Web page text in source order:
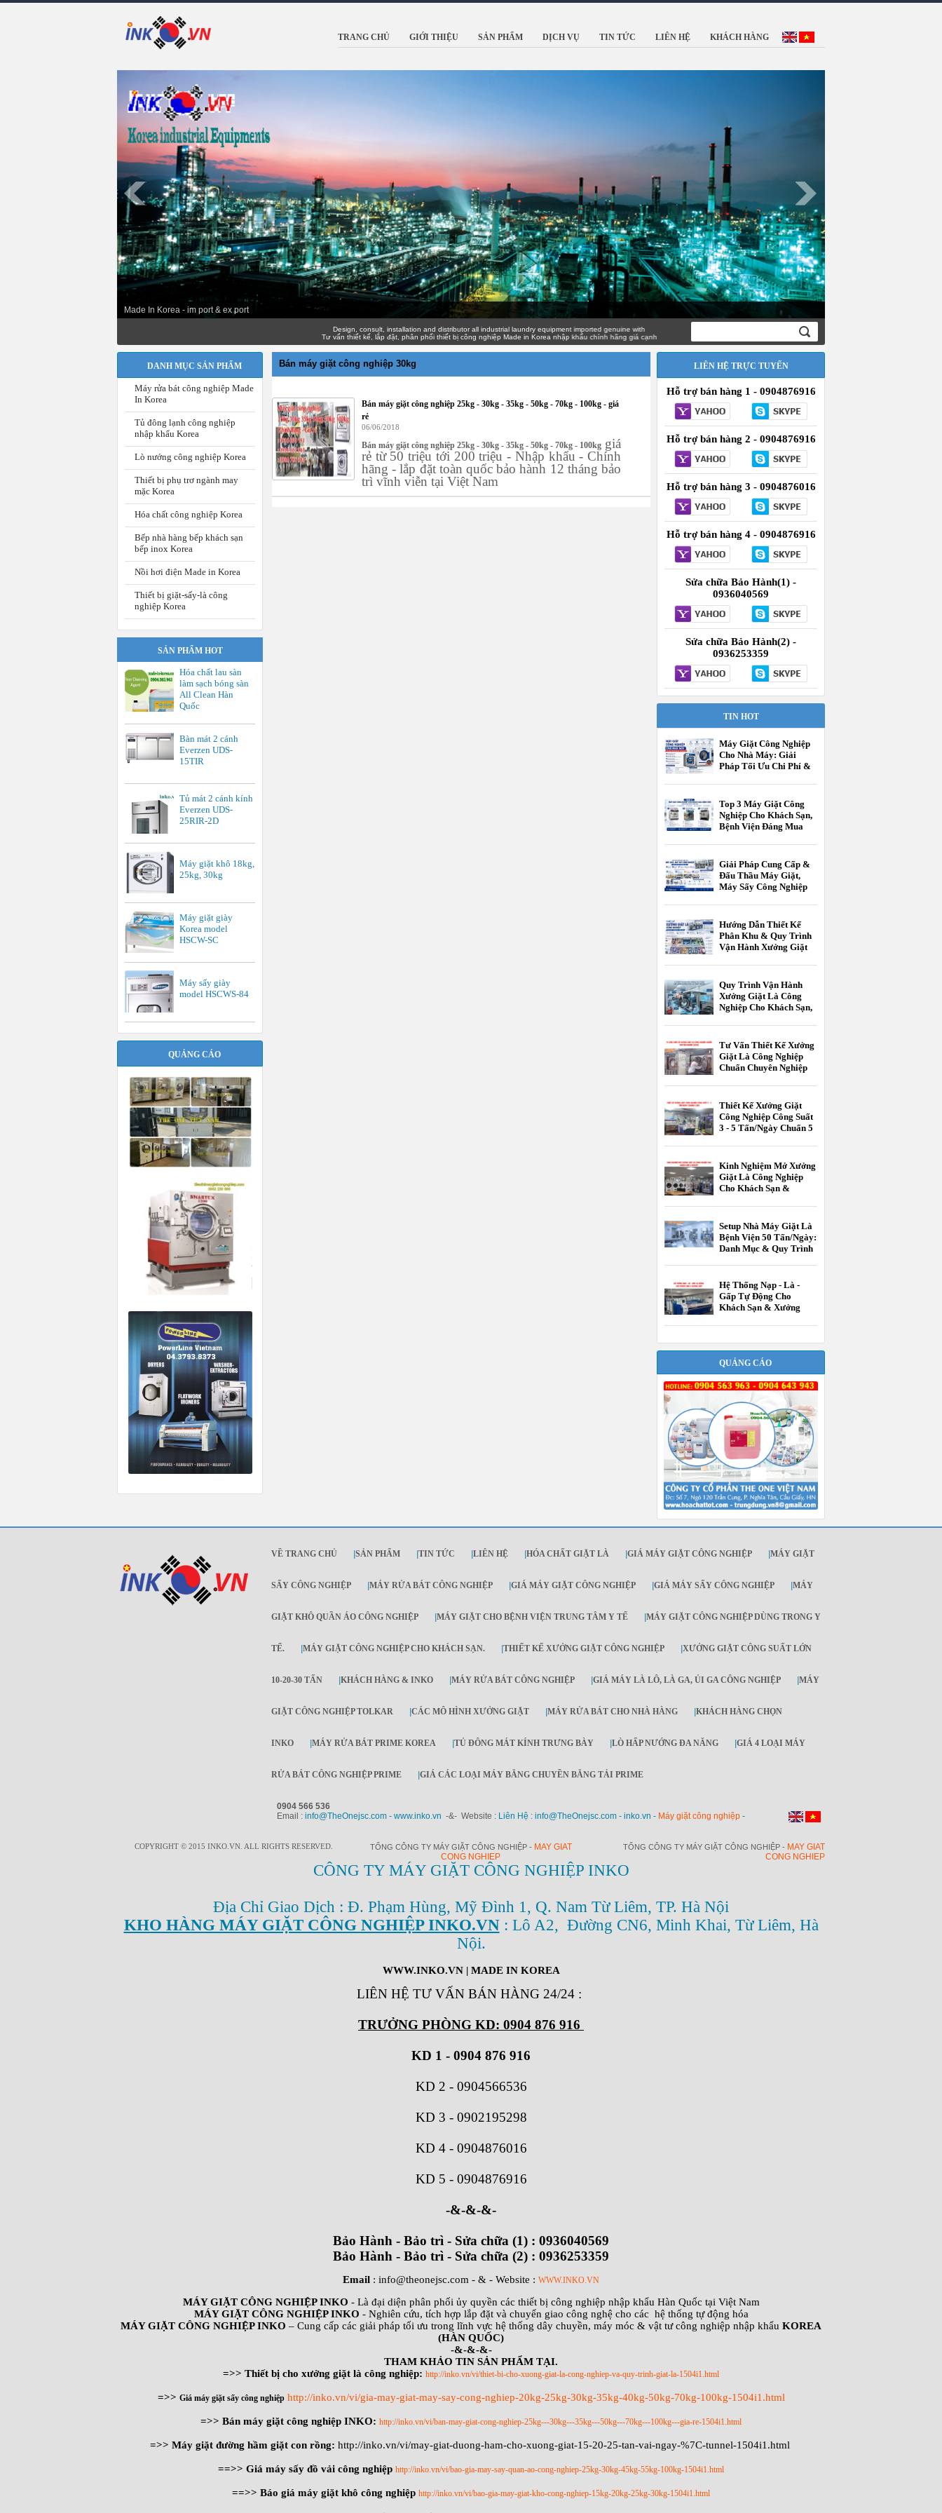
TRANG CHỦ GIỚI THIỆU SẢN PHẨM DỊCH VỤ TIN TỨC LIÊN HỆ KHÁCH HÀNG
Made In Korea - im port & ex port
Design, consult, installation and distributor all industrial laundry equipment imported genuine with
Tư vấn thiết kế, lắp đặt, phân phối thiết bị công nghiệp Made in Korea nhập khẩu chính hãng giá cạnh
DANH MỤC SẢN PHẨM
Máy rửa bát công nghiệp Made
In Korea
Tủ đông lạnh công nghiệp
nhập khẩu Korea
Lò nướng công nghiệp Korea
Thiết bị phụ trơ ngành may
mặc Korea
Hóa chất công nghiệp Korea
Bếp nhà hàng bếp khách sạn
bếp inox Korea
Nồi hơi điện Made in Korea
Thiết bị giặt-sấy-là công
nghiệp Korea
SẢN PHẨM HOT
Hóa chất lau sàn
làm sạch bóng sàn
All Clean Hàn
Quốc
Bàn mát 2 cánh
Everzen UDS-
15TIR
Tủ mát 2 cánh kính
Everzen UDS-
25RIR-2D
Máy giặt khô 18kg,
25kg, 30kg
Máy giặt giày
Korea model
HSCW-SC
Máy sấy giày
model HSCWS-84
QUẢNG CÁO
Bán máy giặt công nghiệp 30kg
Bán máy giặt công nghiệp 25kg - 30kg - 35kg - 50kg - 70kg - 100kg - giá
rẻ
06/06/2018
Bán máy giặt công nghiệp 25kg - 30kg - 35kg - 50kg - 70kg - 100kg giá
rẻ từ 50 triệu tới 200 triệu - Nhập khẩu - Chính
hãng - lắp đặt toàn quốc bảo hành 12 tháng bảo
trì vĩnh viễn tại Việt Nam
LIÊN HỆ TRỰC TUYẾN
Hỗ trợ bán hàng 1 - 0904876916
Hỗ trợ bán hàng 2 - 0904876916
Hỗ trợ bán hàng 3 - 0904876016
Hỗ trợ bán hàng 4 - 0904876916
Sửa chữa Bảo Hành(1) -
0936040569
Sửa chữa Bảo Hành(2) -
0936253359
TIN HOT
Máy Giặt Công Nghiệp
Cho Nhà Máy: Giải
Pháp Tối Ưu Chi Phí &
Top 3 Máy Giặt Công
Nghiệp Cho Khách Sạn,
Bệnh Viện Đáng Mua
Giải Pháp Cung Cấp &
Đấu Thầu Máy Giặt,
Máy Sấy Công Nghiệp
Học
Hướng Dẫn Thiết Kế
Phân Khu & Quy Trình
Vận Hành Xưởng Giặt
Quy Trình Vận Hành
Xưởng Giặt Là Công
Nghiệp Cho Khách Sạn,
Tư Vấn Thiết Kế Xưởng
Giặt Là Công Nghiệp
Chuẩn Chuyên Nghiệp
Thiết Kế Xưởng Giặt
Công Nghiệp Công Suất
3 - 5 Tấn/Ngày Chuẩn 5
Kinh Nghiệm Mở Xưởng
Giặt Là Công Nghiệp
Cho Khách Sạn &
Setup Nhà Máy Giặt Là
Bệnh Viện 50 Tấn/Ngày:
Danh Mục & Quy Trình
Hệ Thống Nạp - Là -
Gấp Tự Động Cho
Khách Sạn & Xưởng
QUẢNG CÁO
VỀ TRANG CHỦ |SẢN PHẨM |TIN TỨC |LIÊN HỆ |HÓA CHẤT GIẶT LÀ |GIÁ MÁY GIẶT CÔNG NGHIỆP |MÁY GIẶT
SẤY CÔNG NGHIỆP |MÁY RỬA BÁT CÔNG NGHIỆP |GIÁ MÁY GIẶT CÔNG NGHIỆP |GIÁ MÁY SẤY CÔNG NGHIỆP |MÁY
GIẶT KHÔ QUẦN ÁO CÔNG NGHIỆP |MÁY GIẶT CHO BỆNH VIỆN TRUNG TÂM Y TẾ |MÁY GIẶT CÔNG NGHIỆP DÙNG TRONG Y
TẾ. |MÁY GIẶT CÔNG NGHIỆP CHO KHÁCH SẠN. |THIẾT KẾ XƯỞNG GIẶT CÔNG NGHIỆP |XƯỞNG GIẶT CÔNG SUẤT LỚN
10-20-30 TẤN |KHÁCH HÀNG & INKO |MÁY RỬA BÁT CÔNG NGHIỆP |GIÁ MÁY LÀ LÔ, LÀ GA, ỦI GA CÔNG NGHIỆP |MÁY
GIẶT CÔNG NGHIỆP TOLKAR |CÁC MÔ HÌNH XƯỞNG GIẶT |MÁY RỬA BÁT CHO NHÀ HÀNG |KHÁCH HÀNG CHỌN
INKO |MÁY RỬA BÁT PRIME KOREA |TỦ ĐÔNG MÁT KÍNH TRƯNG BÀY |LÒ HẤP NƯỚNG ĐA NĂNG |GIÁ 4 LOẠI MÁY
RỬA BÁT CÔNG NGHIỆP PRIME |GIÁ CÁC LOẠI MÁY BĂNG CHUYỀN BĂNG TẢI PRIME
0904 566 536
Email : info@TheOnejsc.com - www.inko.vn -&- Website : Liên Hệ : info@TheOnejsc.com - inko.vn - Máy giặt công nghiệp -
COPYRIGHT © 2015 INKO.VN. ALL RIGHTS RESERVED. TỔNG CÔNG TY MÁY GIẶT CÔNG NGHIỆP - MAY GIAT
CONG NGHIEP
TỔNG CÔNG TY MÁY GIẶT CÔNG NGHIỆP - MAY GIAT
CONG NGHIEP
CÔNG TY MÁY GIẶT CÔNG NGHIỆP INKO
Địa Chỉ Giao Dịch : Đ. Phạm Hùng, Mỹ Đình 1, Q. Nam Từ Liêm, TP. Hà Nội
KHO HÀNG MÁY GIẶT CÔNG NGHIỆP INKO.VN: Lô A2, Đường CN6, Minh Khai, Từ Liêm, Hà
Nội.
WWW.INKO.VN| MADE IN KOREA
LIÊN HỆ TƯ VẤN BÁN HÀNG 24/24 :
TRƯỞNG PHÒNG KD: 0904 876 916
KD 1 - 0904 876 916
KD 2 - 0904566536
KD 3 - 0902195298
KD 4 - 0904876016
KD 5 - 0904876916
-&-&-&-
Bảo Hành - Bảo trì - Sửa chữa (1) : 0936040569
Bảo Hành - Bảo trì - Sửa chữa (2) : 0936253359
Email : info@theonejsc.com - & - Website : WWW.INKO.VN
MÁY GIẶT CÔNG NGHIỆP INKO - Là đại diện phân phối ủy quyền các thiết bị công nghiệp nhập khẩu Hàn Quốc tại Việt Nam
MÁY GIẶT CÔNG NGHIỆP INKO - Nghiên cứu, tích hợp lắp đặt và chuyển giao công nghệ cho các hệ thống tự động hóa
MÁY GIẶT CÔNG NGHIỆP INKO – Cung cấp các giải pháp tối ưu trong lĩnh vực hệ thống dây chuyền, máy móc & vật tư công nghiệp nhập khẩu KOREA
(HÀN QUỐC)
-&-&-&-
THAM KHẢO TIN SẢN PHẨM TẠI.
=>> Thiết bị cho xưởng giặt là công nghiệp: http://inko.vn/vi/thiet-bi-cho-xuong-giat-la-cong-nghiep-va-quy-trinh-giat-la-1504i1.html
=>> Giá máy giặt sấy công nghiệp http://inko.vn/vi/gia-may-giat-may-say-cong-nghiep-20kg-25kg-30kg-35kg-40kg-50kg-70kg-100kg-1504i1.html
=>> Bán máy giặt công nghiệp INKO: http://inko.vn/vi/ban-may-giat-cong-nghiep-25kg---30kg---35kg---50kg---70kg---100kg---gia-re-1504i1.html
=>> Máy giặt đường hầm giặt con rồng: http://inko.vn/vi/may-giat-duong-ham-cho-xuong-giat-15-20-25-tan-vai-ngay-%7C-tunnel-1504i1.html
==>> Giá máy sấy đồ vải công nghiệp http://inko.vn/vi/bao-gia-may-say-quan-ao-cong-nghiep-25kg-30kg-45kg-55kg-100kg-1504i1.html
==>> Báo giá máy giặt khô công nghiệp http://inko.vn/vi/bao-gia-may-giat-kho-cong-nghiep-15kg-20kg-25kg-30kg-1504i1.html